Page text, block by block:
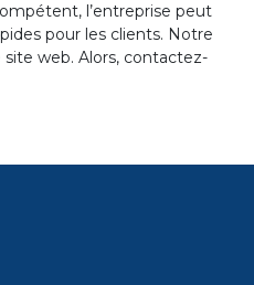
l’entreprise peut
pour les clients. Notre
web. Alors, contactez-